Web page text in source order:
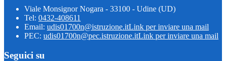
Viale Monsignor Nogara - 33100 - Udine (UD)
Tel: 0432-408611
Email: udis01700n@istruzione.itLink per inviare una mail
PEC: udis01700n@pec.istruzione.itLink per inviare una mail
Seguici su